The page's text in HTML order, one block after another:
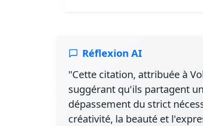
Réflexion AI
"Cette citation, attribuée à
suggérant qu'ils partagent
dépassement du strict
créativité, la beauté et